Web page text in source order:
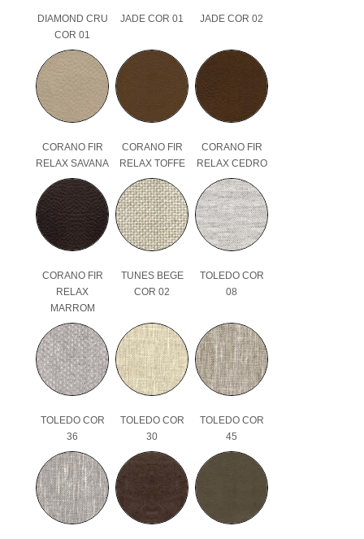
DIAMOND CRU
COR 01
JADE COR 01 JADE COR 02
CORANO FIR
RELAX SAVANA
CORANO FIR
RELAX TOFFE
CORANO FIR
RELAX CEDRO
CORANO FIR
RELAX
MARROM
TUNES BEGE
COR 02
TOLEDO COR
08
TOLEDO COR
36
TOLEDO COR
30
TOLEDO COR
45